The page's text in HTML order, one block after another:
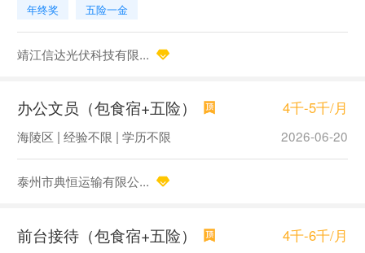
年终奖 五险一金
靖江信达光伏科技有限...
办公文员（包食宿+五险） 4千-5千/月
海陵区 | 经验不限 | 学历不限 2026-06-20
泰州市典恒运输有限公...
前台接待（包食宿+五险） 4千-6千/月